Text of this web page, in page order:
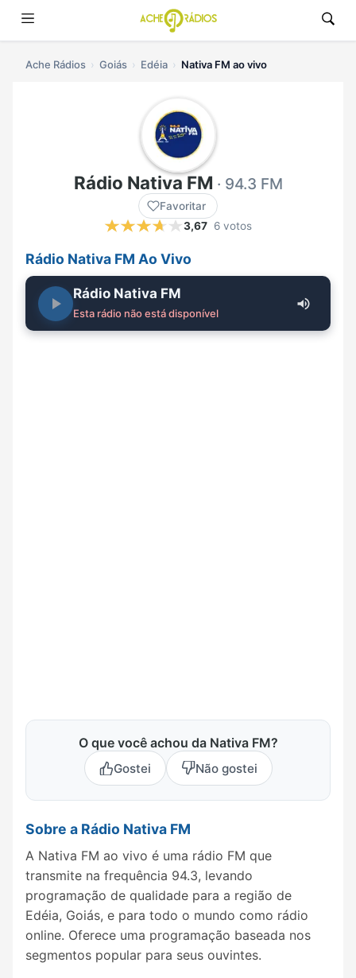
Ache Rádios Goiás Edéia Nativa FM ao vivo
Rádio Nativa FM · 94.3 FM
Favoritar
3,67 6 votos
Rádio Nativa FM Ao Vivo
Rádio Nativa FM
Esta rádio não está disponível
O que você achou da Nativa FM?
Gostei Não gostei
Sobre a Rádio Nativa FM
A Nativa FM ao vivo é uma rádio FM que
transmite na frequência 94.3, levando
programação de qualidade para a região de
Edéia, Goiás, e para todo o mundo como rádio
online. Oferece uma programação baseada nos
segmentos popular para seus ouvintes.